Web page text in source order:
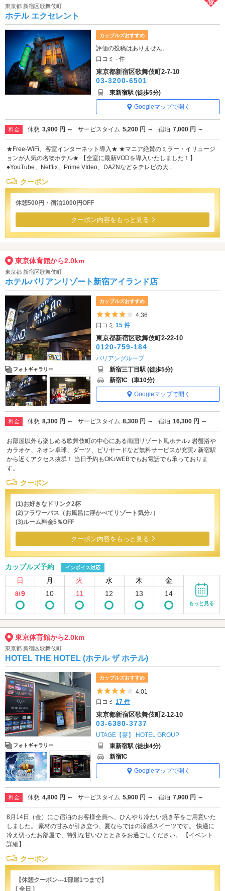
東京都 新宿区歌舞伎町
ホテル エクセレント
カップルズおすすめ
評価の投稿はありません。
口コミ - 件
東京都新宿区歌舞伎町2-7-10
03-3200-6501
東新宿駅 (徒歩5分)
Googleマップで開く
料金 休憩 3,900 円 ～ サービスタイム 5,200 円 ～ 宿泊 7,000 円 ～
★Free-WiFi、客室インターネット導入★ ★マニア絶賛のミラー・イリュージ
ョンが人気の名物ホテル★ 【全室に最新VODを導入いたしました！】
●YouTube、Netflix、Prime VIdeo、DAZNなどをテレビの大...
クーポン
休憩500円・宿泊1000円OFF
クーポン内容をもっと見る
東京体育館から2.0km
東京都 新宿区歌舞伎町
ホテルバリアンリゾート新宿アイランド店
フォトギャラリー
カップルズおすすめ
5つ星のうち4
4.36
口コミ15 件
東京都新宿区歌舞伎町2-22-10
0120-759-184
バリアングループ
新宿三丁目駅 (徒歩5分)
新宿IC (車10分)
Googleマップで開く
料金 休憩 8,300 円 ～ サービスタイム 8,300 円 ～ 宿泊 16,300 円 ～
お部屋以外も楽しめる歌舞伎町の中心にある南国リゾート風ホテル♪ 岩盤浴や
カラオケ、ネオン卓球、ダーツ、ビリヤードなど無料サービスが充実♪ 新宿駅
から近くアクセス抜群！ 当日予約もOK♪WEBでもお電話でも承っておりま
す。
クーポン
(1)お好きなドリンク2杯
(2)フラワーバス（お風呂に浮かべてリゾート気分♪）
(3)ルーム料金5％OFF
クーポン内容をもっと見る
カップルズ予約 インボイス対応
日 月 火 水 木 金
8/9 10 11 12 13 14
もっと見る
東京体育館から2.0km
東京都 新宿区歌舞伎町
HOTEL THE HOTEL (ホテル ザ ホテル)
フォトギャラリー
カップルズおすすめ
5つ星のうち4
4.01
口コミ17 件
東京都新宿区歌舞伎町2-12-10
03-6380-3737
UTAGE【宴】 HOTEL GROUP
東新宿駅 (徒歩4分)
新宿IC
Googleマップで開く
料金 休憩 4,800 円 ～ サービスタイム 5,900 円 ～ 宿泊 7,900 円 ～
8月14日（金）にご宿泊のお客様全員へ、ひんやり冷たい焼き芋をご用意いた
しました。 素材の甘みが引き立つ、夏ならではの涼感スイーツです。 快適に
冷え切ったお部屋で、特別な甘いひとときをお過ごしください。 【イベント
詳細】 ...
クーポン
【休憩クーポン---1部屋1つまで】
[ 全日 ]